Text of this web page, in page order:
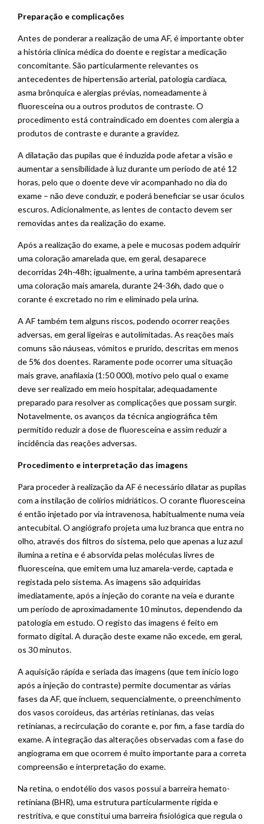
Preparação e complicações
Antes de ponderar a realização de uma AF, é importante obter
a história clínica médica do doente e registar a medicação
concomitante. São particularmente relevantes os
antecedentes de hipertensão arterial, patologia cardíaca,
asma brônquica e alergias prévias, nomeadamente à
fluoresceína ou a outros produtos de contraste. O
procedimento está contraindicado em doentes com alergia a
produtos de contraste e durante a gravidez.
A dilatação das pupilas que é induzida pode afetar a visão e
aumentar a sensibilidade à luz durante um período de até 12
horas, pelo que o doente deve vir acompanhado no dia do
exame – não deve conduzir, e poderá beneficiar se usar óculos
escuros. Adicionalmente, as lentes de contacto devem ser
removidas antes da realização do exame.
Após a realização do exame, a pele e mucosas podem adquirir
uma coloração amarelada que, em geral, desaparece
decorridas 24h-48h; igualmente, a urina também apresentará
uma coloração mais amarela, durante 24-36h, dado que o
corante é excretado no rim e eliminado pela urina.
A AF também tem alguns riscos, podendo ocorrer reações
adversas, em geral ligeiras e autolimitadas. As reações mais
comuns são náuseas, vómitos e prurido, descritas em menos
de 5% dos doentes. Raramente pode ocorrer uma situação
mais grave, anafilaxia (1:50 000), motivo pelo qual o exame
deve ser realizado em meio hospitalar, adequadamente
preparado para resolver as complicações que possam surgir.
Notavelmente, os avanços da técnica angiográfica têm
permitido reduzir a dose de fluoresceína e assim reduzir a
incidência das reações adversas.
Procedimento e interpretação das imagens
Para proceder à realização da AF é necessário dilatar as pupilas
com a instilação de colírios midriáticos. O corante fluoresceína
é então injetado por via intravenosa, habitualmente numa veia
antecubital. O angiógrafo projeta uma luz branca que entra no
olho, através dos filtros do sistema, pelo que apenas a luz azul
ilumina a retina e é absorvida pelas moléculas livres de
fluoresceína, que emitem uma luz amarela-verde, captada e
registada pelo sistema. As imagens são adquiridas
imediatamente, após a injeção do corante na veia e durante
um período de aproximadamente 10 minutos, dependendo da
patologia em estudo. O registo das imagens é feito em
formato digital. A duração deste exame não excede, em geral,
os 30 minutos.
A aquisição rápida e seriada das imagens (que tem início logo
após a injeção do contraste) permite documentar as várias
fases da AF, que incluem, sequencialmente, o preenchimento
dos vasos coroideus, das artérias retinianas, das veias
retinianas, a recirculação do corante e, por fim, a fase tardia do
exame. A integração das alterações observadas com a fase do
angiograma em que ocorrem é muito importante para a correta
compreensão e interpretação do exame.
Na retina, o endotélio dos vasos possui a barreira hemato-
retiniana (BHR), uma estrutura particularmente rígida e
restritiva, e que constitui uma barreira fisiológica que regula o